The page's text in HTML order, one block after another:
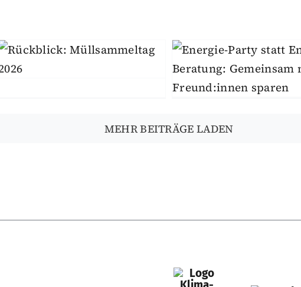
Mitmachen Umwelt & Natur
Umwelt & Natur
MEHR BEITRÄGE LADEN